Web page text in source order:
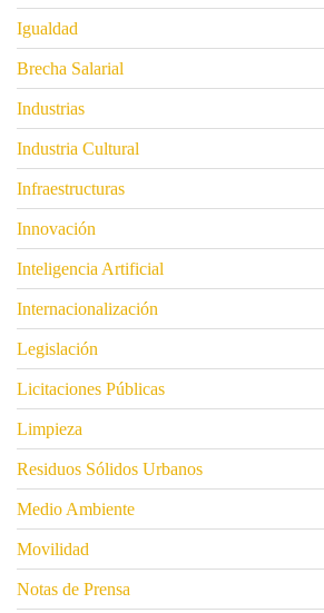
Igualdad
Brecha Salarial
Industrias
Industria Cultural
Infraestructuras
Innovación
Inteligencia Artificial
Internacionalización
Legislación
Licitaciones Públicas
Limpieza
Residuos Sólidos Urbanos
Medio Ambiente
Movilidad
Notas de Prensa